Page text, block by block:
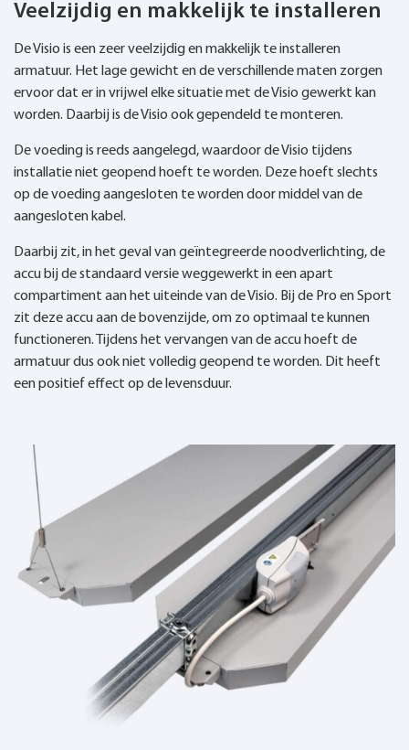
Veelzijdig en makkelijk te installeren
De Visio is een zeer veelzijdig en makkelijk te installeren
armatuur. Het lage gewicht en de verschillende maten zorgen
ervoor dat er in vrijwel elke situatie met de Visio gewerkt kan
worden. Daarbij is de Visio ook gependeld te monteren.
De voeding is reeds aangelegd, waardoor de Visio tijdens
installatie niet geopend hoeft te worden. Deze hoeft slechts
op de voeding aangesloten te worden door middel van de
aangesloten kabel.
Daarbij zit, in het geval van geïntegreerde noodverlichting, de
accu bij de standaard versie weggewerkt in een apart
compartiment aan het uiteinde van de Visio. Bij de Pro en Sport
zit deze accu aan de bovenzijde, om zo optimaal te kunnen
functioneren. Tijdens het vervangen van de accu hoeft de
armatuur dus ook niet volledig geopend te worden. Dit heeft
een positief effect op de levensduur.